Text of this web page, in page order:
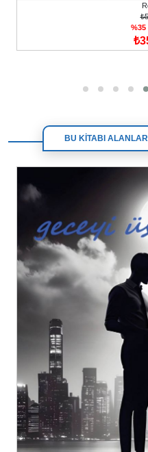
%35
BU KİTABI